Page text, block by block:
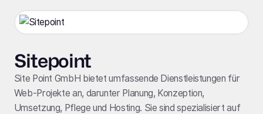
Sitepoint
Site Point GmbH bietet umfassende Dienstleistungen für
Web-Projekte an, darunter Planung, Konzeption,
Umsetzung, Pflege und Hosting. Sie sind spezialisiert auf